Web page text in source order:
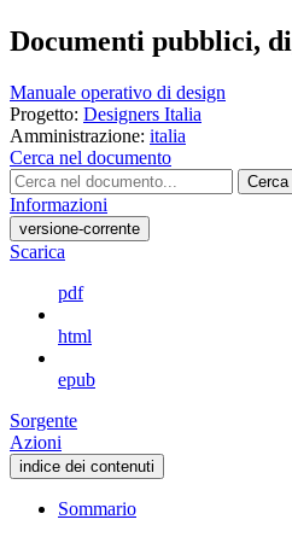
Documenti pubblici,
Manuale operativo di design
Progetto: Designers Italia
Amministrazione: italia
Cerca nel documento
Informazioni
versione-corrente
Scarica
pdf
html
epub
Sorgente
Azioni
indice dei contenuti
Sommario